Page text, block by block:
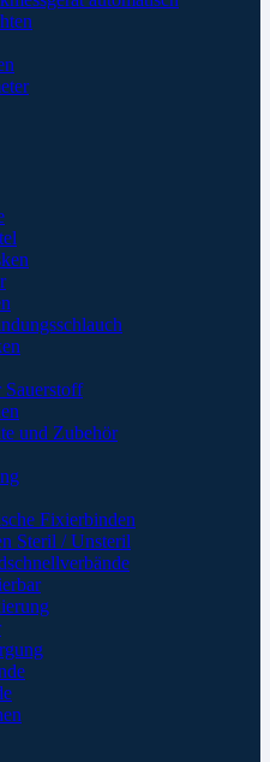
und Zubehör
Fixierbinden
Steril / Unsteril